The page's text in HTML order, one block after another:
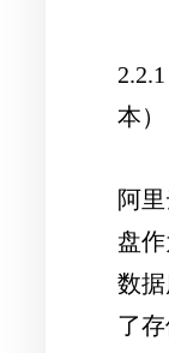
本）
阿
盘
数
了